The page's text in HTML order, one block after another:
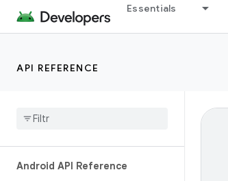
Essentials
API REFERENCE
Android API Reference